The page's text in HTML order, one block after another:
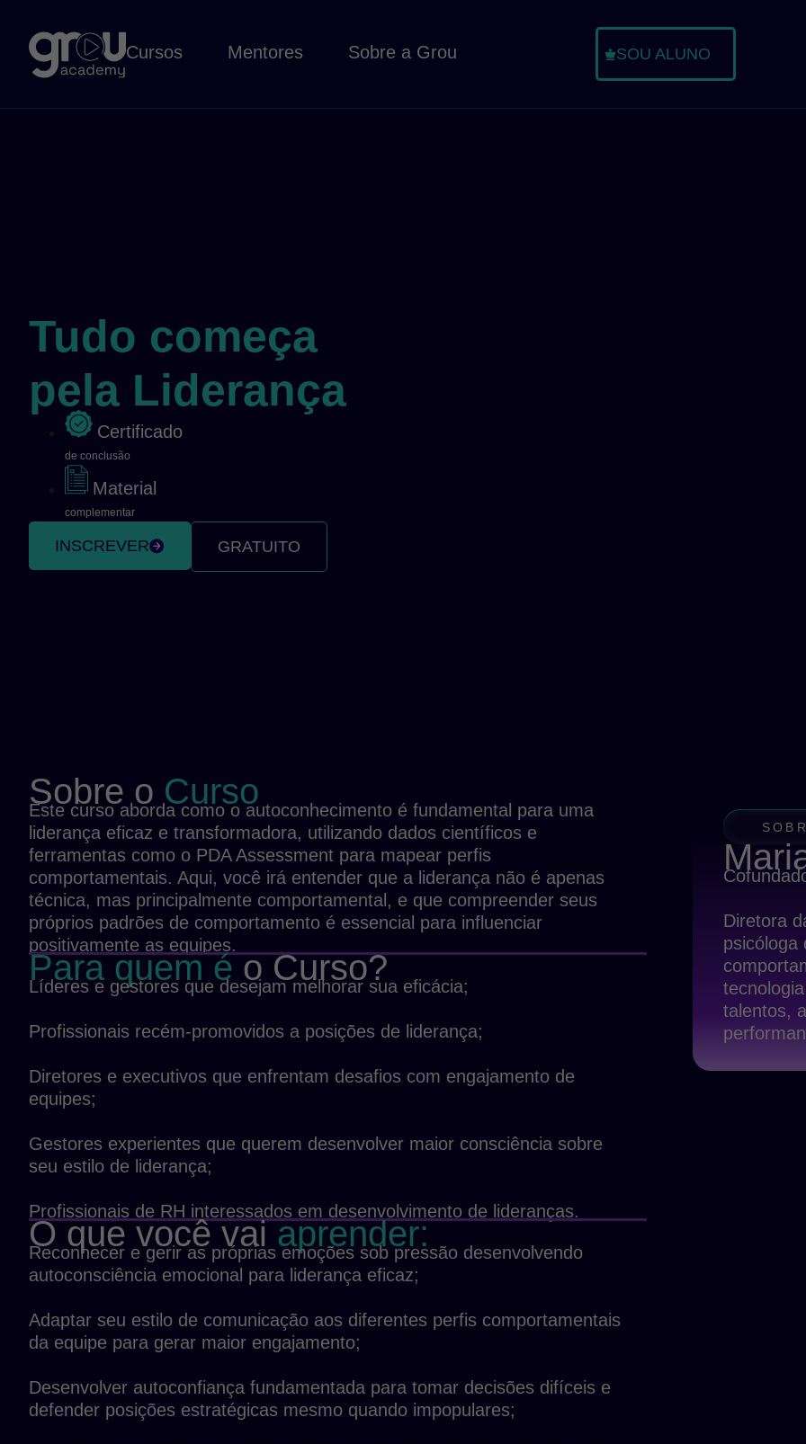
Cursos Mentores Sobre a Grou SOU ALUNO
Tudo começa
pela Liderança
Certificado
de conclusão
Material
complementar
INSCREVER GRATUITO
Sobre o Curso
Este curso aborda como o autoconhecimento é fundamental para uma
liderança eficaz e transformadora, utilizando dados científicos e
ferramentas como o PDA Assessment para mapear perfis
comportamentais. Aqui, você irá entender que a liderança não é apenas
técnica, mas principalmente comportamental, e que compreender seus
próprios padrões de comportamento é essencial para influenciar
positivamente as equipes.
Para quem éo Curso?
Líderes e gestores que desejam melhorar sua eficácia;
Profissionais recém-promovidos a posições de liderança;
Diretores e executivos que enfrentam desafios com engajamento de
equipes;
Gestores experientes que querem desenvolver maior consciência sobre
seu estilo de liderança;
Profissionais de RH interessados em desenvolvimento de lideranças.
O que você vaiaprender:
Reconhecer e gerir as próprias emoções sob pressão desenvolvendo
autoconsciência emocional para liderança eficaz;
Adaptar seu estilo de comunicação aos diferentes perfis comportamentais
da equipe para gerar maior engajamento;
Desenvolver autoconfiança fundamentada para tomar decisões difíceis e
defender posições estratégicas mesmo quando impopulares;
Diretora
psicóloga
talentos,